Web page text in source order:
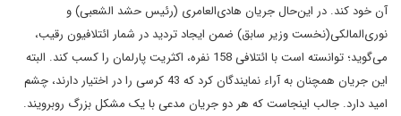
آن خود کند. در این‌حال جریان هادی‌العامری (رئیس حشد الشعبی) و
نوری‌المالکی(نخست وزیر سابق) ضمن ایجاد تردید در شمار ائتلافیون رقیب،
می‌گوید؛ توانسته‌ است با ائتلافی 158 نفره، اکثریت پارلمان را کسب کند. البته
این جریان همچنان به آراء نمایندگان کرد که 43 کرسی را در اختیار دارند، چشم
امید دارد. جالب اینجاست که هر دو جریان مدعی با یک مشکل بزرگ روبرویند.